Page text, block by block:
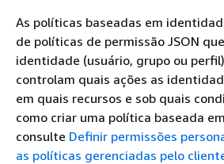
As políticas baseadas em
de políticas de permissão JSON
identidade (usuário, grupo ou
controlam quais ações as
em quais recursos e sob quais
como criar uma política baseada
consulte Definir permissões
as políticas gerenciadas pelo